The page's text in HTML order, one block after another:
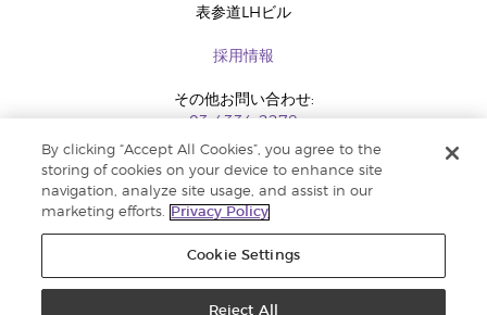
表参道LHビル
採用情報
その他お問い合わせ:
03-4334-2278
By clicking “Accept All Cookies”, you agree to the
storing of cookies on your device to enhance site
navigation, analyze site usage, and assist in our
marketing efforts.
Privacy Policy
Cookie Settings
Reject All